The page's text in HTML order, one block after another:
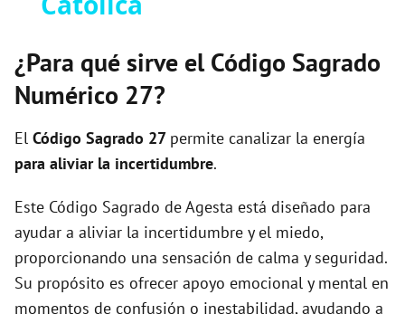
V
d
e
o
¿Para qué sirve el Código Sagrado
Numérico 27?
El Código Sagrado 27 permite canalizar la energía
para aliviar la incertidumbre.
Este Código Sagrado de Agesta está diseñado para
ayudar a aliviar la incertidumbre y el miedo,
proporcionando una sensación de calma y seguridad.
Su propósito es ofrecer apoyo emocional y mental en
momentos de confusión o inestabilidad, ayudando a